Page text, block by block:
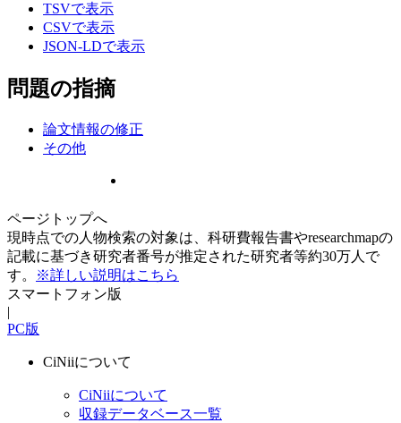
TSVで表示
CSVで表示
JSON-LDで表示
問題の指摘
論文情報の修正
その他
ページトップへ
現時点での人物検索の対象は、科研費報告書やresearchmapの
記載に基づき研究者番号が推定された研究者等約30万人で
す。
※詳しい説明はこちら
スマートフォン版
|
PC版
CiNiiについて
CiNiiについて
収録データベース一覧